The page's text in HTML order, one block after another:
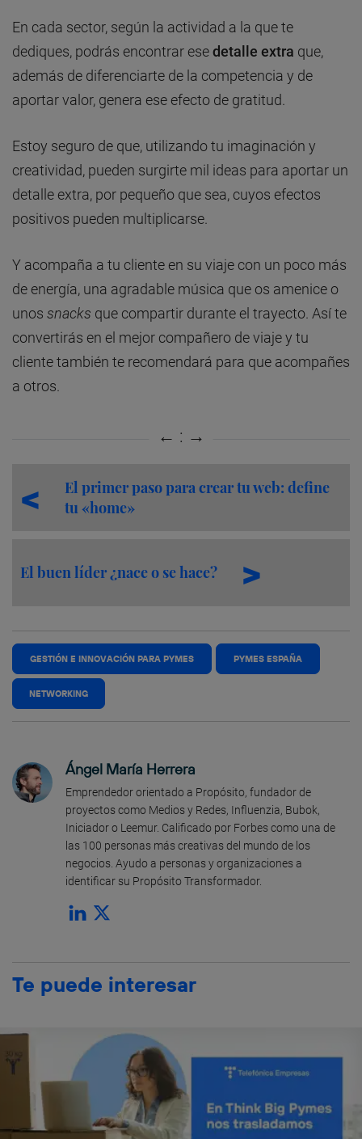
En cada sector, según la actividad a la que te
dediques, podrás encontrar esedetalle extra que,
además de diferenciarte de la competencia y de
aportar valor, genera ese efecto de gratitud.
Estoy seguro de que, utilizando tu imaginación y
creatividad, pueden surgirte mil ideas para aportar un
detalle extra, por pequeño que sea, cuyos efectos
positivos pueden multiplicarse.
Y acompaña a tu cliente en su viaje con un poco más
de energía, una agradable música que os amenice o
unos snacks que compartir durante el trayecto. Así te
convertirás en el mejor compañero de viaje y tu
cliente también te recomendará para que acompañes
a otros.
El primer paso para crear tu web: define
tu «home»
El buen líder ¿nace o se hace?
GESTIÓN E INNOVACIÓN PARA PYMES PYMES ESPAÑA
NETWORKING
Ángel María Herrera
Emprendedor orientado a Propósito, fundador de
proyectos como Medios y Redes, Influenzia, Bubok,
Iniciador o Leemur. Calificado por Forbes como una de
las 100 personas más creativas del mundo de los
negocios. Ayudo a personas y organizaciones a
identificar su Propósito Transformador.
Te puede interesar